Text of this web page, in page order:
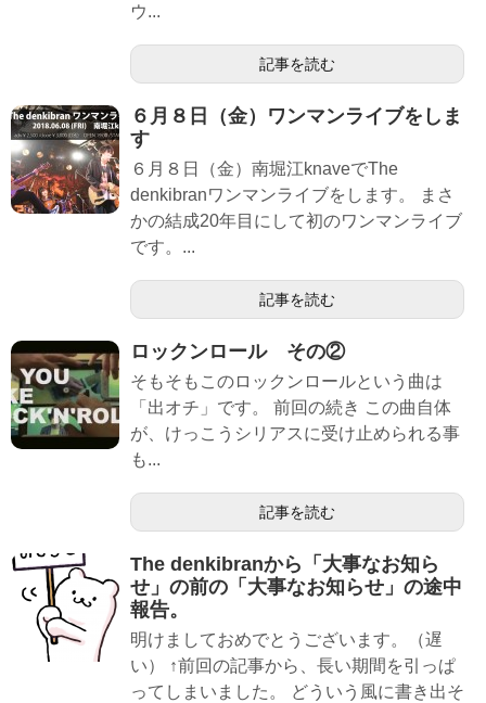
ウ...
記事を読む
６月８日（金）ワンマンライブをしま
す
６月８日（金）南堀江knaveでThe
denkibranワンマンライブをします。 まさ
かの結成20年目にして初のワンマンライブ
です。...
記事を読む
ロックンロール その②
そもそもこのロックンロールという曲は
「出オチ」です。 前回の続き この曲自体
が、けっこうシリアスに受け止められる事
も...
記事を読む
The denkibranから「大事なお知ら
せ」の前の「大事なお知らせ」の途中
報告。
明けましておめでとうございます。（遅
い） ↑前回の記事から、長い期間を引っぱ
ってしまいました。 どういう風に書き出そ